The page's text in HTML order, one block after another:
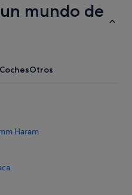
mundo de
CochesOtros
Haram